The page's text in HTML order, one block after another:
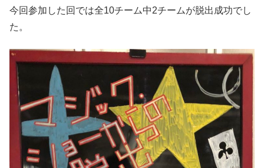
今回参加した回では全10チーム中2チームが脱出成功でし
た。